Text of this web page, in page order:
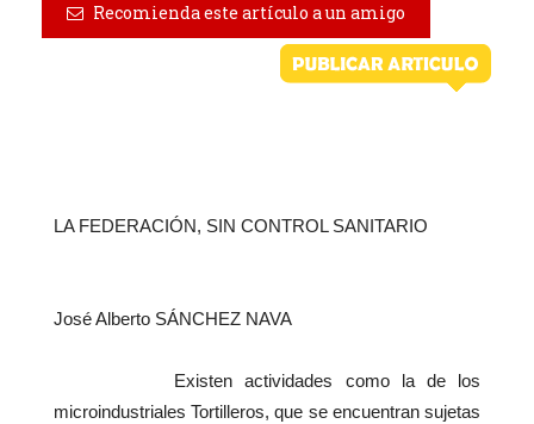
Recomienda este artículo a un amigo
LA FEDERACIÓN, SIN CONTROL SANITARIO
José Alberto SÁNCHEZ NAVA
Existen actividades como la de los
microindustriales Tortilleros, que se encuentran sujetas